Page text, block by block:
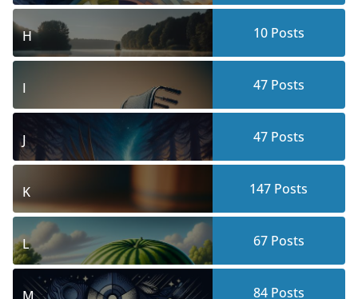
H 10Posts
I 47Posts
J 47Posts
K 147 Posts
L 67Posts
M 84Posts